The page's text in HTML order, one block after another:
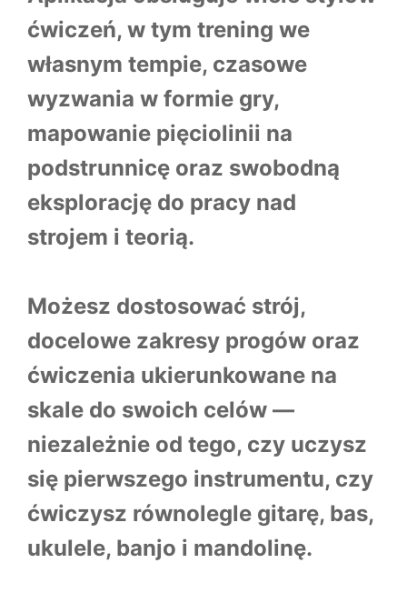
ćwiczeń, w tym trening we
własnym tempie, czasowe
wyzwania w formie gry,
mapowanie pięciolinii na
podstrunnicę oraz swobodną
eksplorację do pracy nad
strojem i teorią.
Możesz dostosować strój,
docelowe zakresy progów oraz
ćwiczenia ukierunkowane na
skale do swoich celów —
niezależnie od tego, czy uczysz
się pierwszego instrumentu, czy
ćwiczysz równolegle gitarę, bas,
ukulele, banjo i mandolinę.